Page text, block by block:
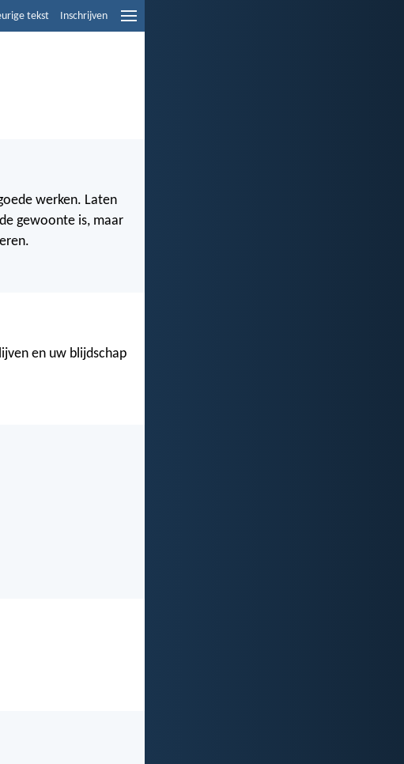
tekst Inschrijven
werken. Laten
gewoonte is, maar
en uw blijdschap